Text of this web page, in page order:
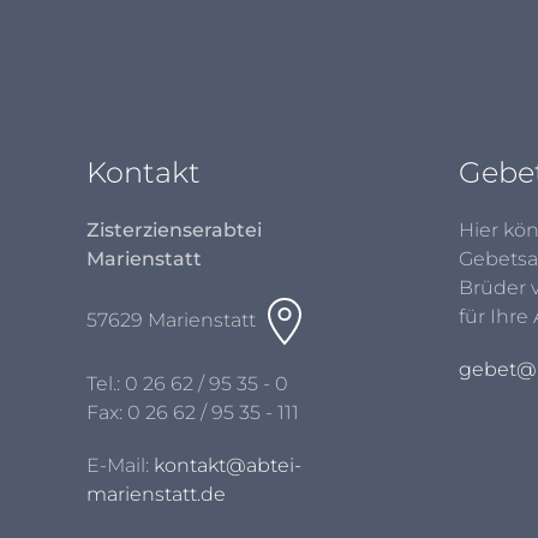
Kontakt
Zisterzienserabtei
Marienstatt
57629 Marienstatt
Tel.: 0 26 62 / 95 35 - 0
Fax: 0 26 62 / 95 35 - 111
E-Mail: kontakt@abtei-
marienstatt.de
Hier
Brüder
für Ihre